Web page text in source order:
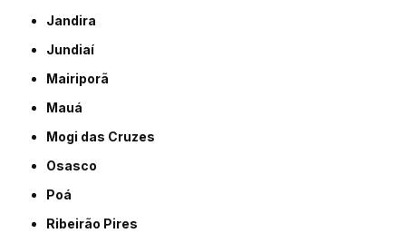
Jandira
Jundiaí
Mairiporã
Mauá
Mogi das Cruzes
Osasco
Poá
Ribeirão Pires